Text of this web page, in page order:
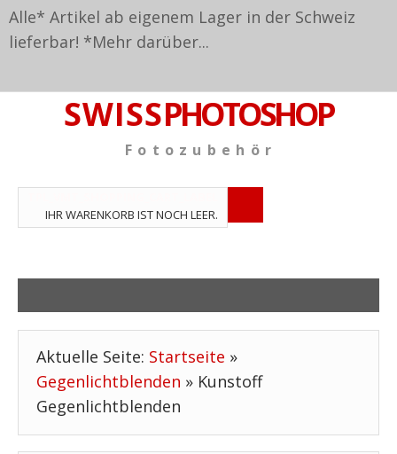
Alle* Artikel ab eigenem Lager in der Schweiz
lieferbar! *Mehr darüber...
S W I S SPHOTOSHOP
F o t o z u b e h ö r
IHR WARENKORB IST NOCH LEER.
Aktuelle Seite: Startseite »
Gegenlichtblenden » Kunstoff
Gegenlichtblenden